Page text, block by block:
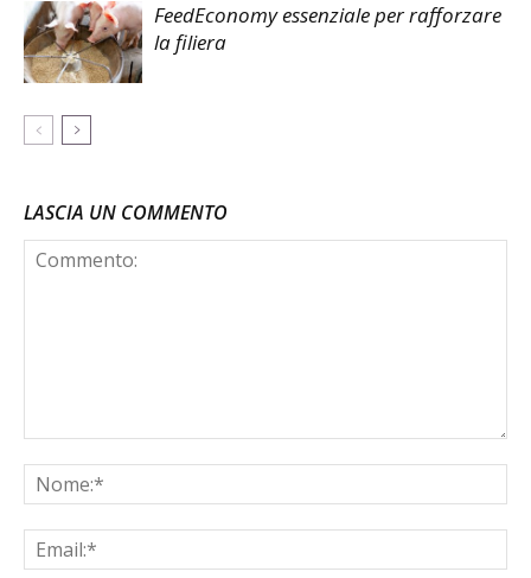
FeedEconomy essenziale per rafforzare
la filiera
LASCIA UN COMMENTO